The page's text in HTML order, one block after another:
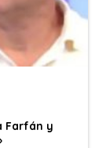
Farfán y